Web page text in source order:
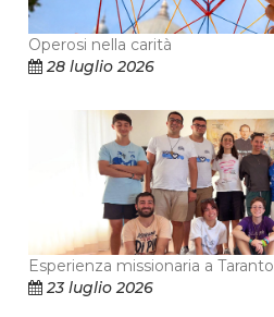
Operosi nella carità
28 luglio 2026
Esperienza missionaria a Taranto
23 luglio 2026